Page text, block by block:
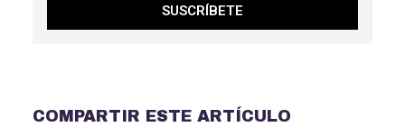
SUSCRÍBETE
COMPARTIR ESTE ARTÍCULO